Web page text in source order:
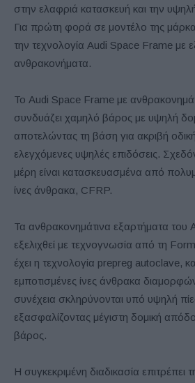
στην ελαφριά κατασκευή και την
Για πρώτη φορά σε μοντέλο της
την τεχνολογία Audi Space Frame με
ανθρακονήματα.
Το Audi Space Frame με
συνδυάζει χαμηλό βάρος με υψηλή
αποτελώντας τη βάση για ακριβή
ελεγχόμενες υψηλές επιδόσεις.
μέρη είναι κατασκευασμένα από
ίνες άνθρακα, CFRP.
Τα ανθρακονημάτινα εξαρτήματα του
εξελιχθεί με τεχνογνωσία από τη
έχει η τεχνολογία prepreg autoclave,
εμποτισμένες ίνες άνθρακα
συνέχεια σκληρύνονται υπό υψηλή
εξασφαλίζοντας μέγιστη δομική
βάρος.
Η συγκεκριμένη διαδικασία επιτρέπει